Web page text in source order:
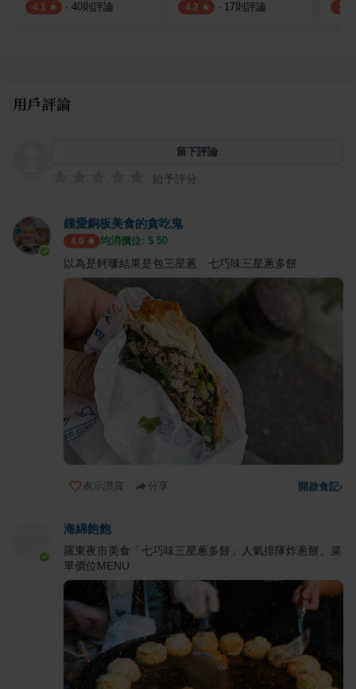
4.1 · 40則評論 4.2 · 17則評論 3.5
用戶評論
留下評論
給予評分
鍾愛銅板美食的貪吃鬼
4.0 均消價位: $ 50
以為是蚵嗲結果是包三星蔥 七巧味三星蔥多餅
表示讚賞 分享 開啟食記›
海綿飽飽
羅東夜市美食「七巧味三星蔥多餅」人氣排隊炸蔥餅、菜
單價位MENU